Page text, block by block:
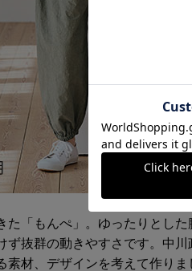
た「もんぺ」。ゆったりとし
ず抜群の動きやすさです。中
材、デザインを考えて作りま